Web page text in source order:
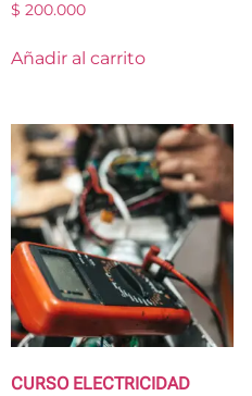
$ 200.000
Añadir al carrito
CURSO ELECTRICIDAD